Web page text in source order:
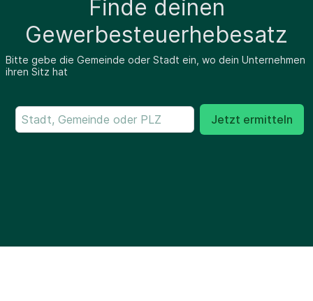
Finde deinen
Gewerbesteuerhebesatz
Bitte gebe die Gemeinde oder Stadt ein, wo dein Unternehmen
ihren Sitz hat
Jetzt ermitteln